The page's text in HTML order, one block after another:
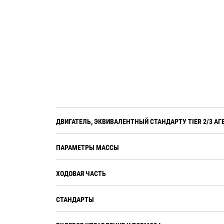
оптимизировать угол продольного
наклона отвала, улучшая контроль
материал, а не только толкать его.
ДВИГАТЕЛЬ, ЭКВИВАЛЕНТНЫЙ СТАНДАРТУ TIER 2/3
ПАРАМЕТРЫ МАССЫ
ХОДОВАЯ ЧАСТЬ
СТАНДАРТЫ